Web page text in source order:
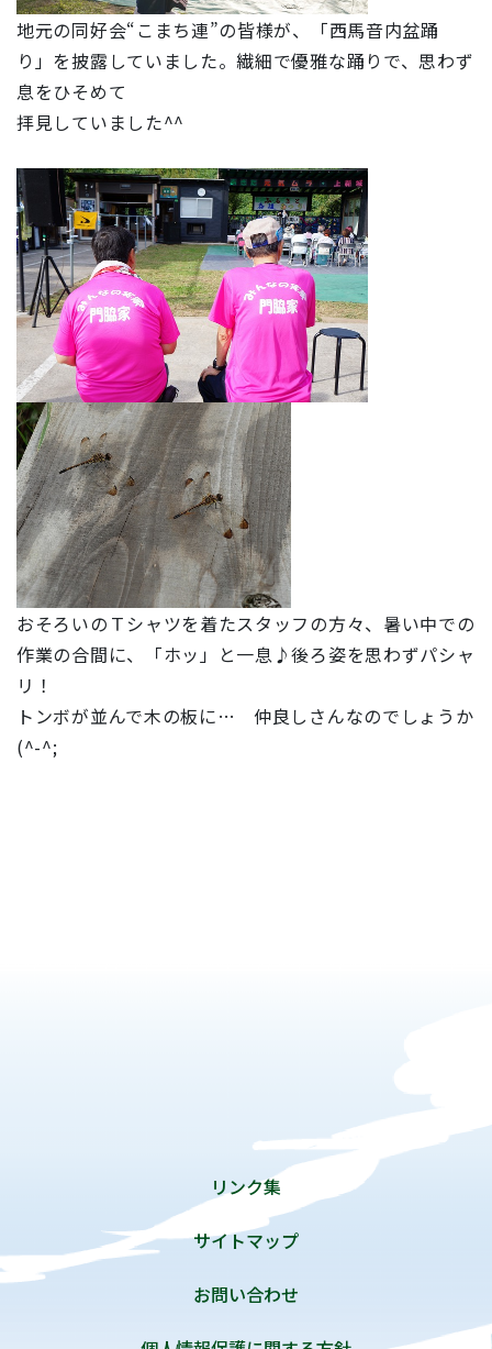
地元の同好会“こまち連”の皆様が、「西馬音内盆踊
り」を披露していました。繊細で優雅な踊りで、思わず
息をひそめて
拝見していました^^
おそろいのＴシャツを着たスタッフの方々、暑い中での
作業の合間に、「ホッ」と一息♪後ろ姿を思わずパシャ
リ！
トンボが並んで木の板に… 仲良しさんなのでしょうか
(^-^;
リンク集
サイトマップ
お問い合わせ